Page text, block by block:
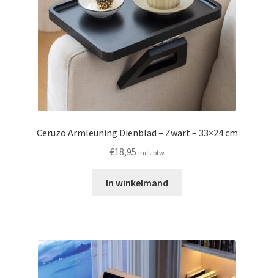
Ceruzo Armleuning Dienblad – Zwart – 33×24 cm
€18,95 incl. btw
In winkelmand